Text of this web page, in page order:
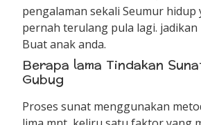
pengalaman sekali Seumur hidup
pernah terulang pula lagi.
Buat anak anda.
Berapa lama Tindakan
Gubug
Proses sunat menggunakan